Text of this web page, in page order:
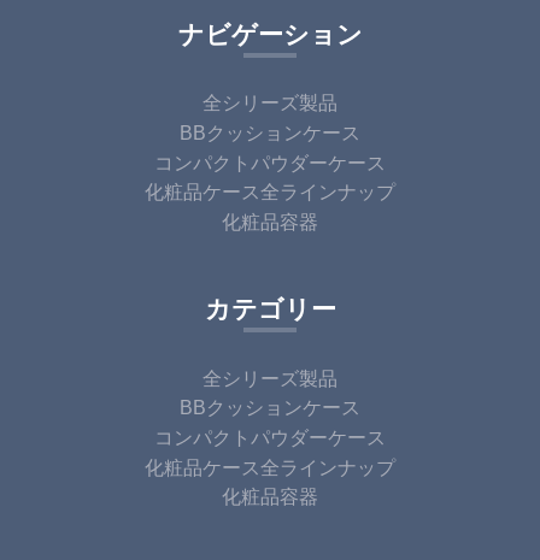
ナビゲーション
全シリーズ製品
BBクッションケース
コンパクトパウダーケース
化粧品ケース全ラインナップ
化粧品容器
カテゴリー
全シリーズ製品
BBクッションケース
コンパクトパウダーケース
化粧品ケース全ラインナップ
化粧品容器